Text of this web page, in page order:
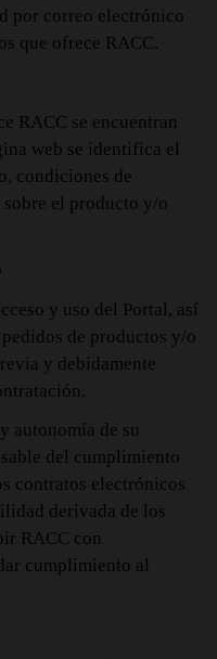
por correo electrónico
que ofrece RACC.
RACC se encuentran
web se identifica el
condiciones de
el producto y/o
y uso del Portal, así
de productos y/o
y debidamente
autonomía de su
del cumplimiento
contratos electrónicos
derivada de los
RACC con
cumplimiento al